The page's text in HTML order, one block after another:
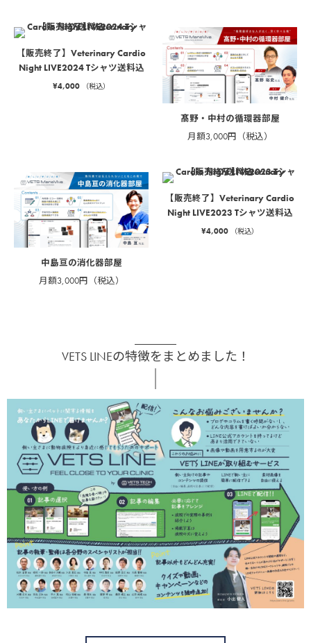
【販売終了】Veterinary Cardio
Night LIVE2024 Tシャツ送料込
¥4,000 （税込）
髙野・中村の循環器部屋
月額3,000円（税込）
中島亘の消化器部屋
月額3,000円（税込）
【販売終了】Veterinary Cardio
Night LIVE2023 Tシャツ送料込
¥4,000 （税込）
VETS LINEの特徴をまとめました！